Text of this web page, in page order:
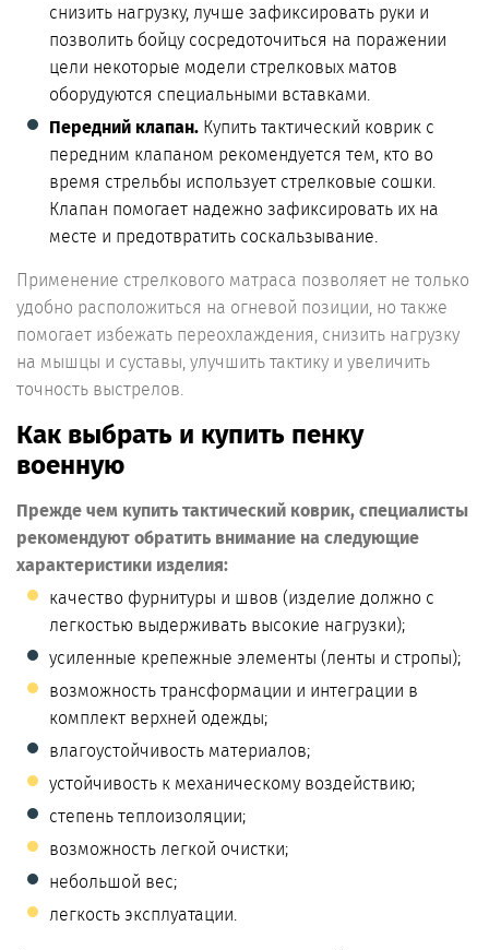
снизить нагрузку, лучше зафиксировать руки и
позволить бойцу сосредоточиться на поражении
цели некоторые модели стрелковых матов
оборудуются специальными вставками.
Передний клапан. Купить тактический коврик с
передним клапаном рекомендуется тем, кто во
время стрельбы использует стрелковые сошки.
Клапан помогает надежно зафиксировать их на
месте и предотвратить соскальзывание.
Применение стрелкового матраса позволяет не только
удобно расположиться на огневой позиции, но также
помогает избежать переохлаждения, снизить нагрузку
на мышцы и суставы, улучшить тактику и увеличить
точность выстрелов.
Как выбрать и купить пенку
военную
Прежде чем купить тактический коврик, специалисты
рекомендуют обратить внимание на следующие
характеристики изделия:
качество фурнитуры и швов (изделие должно с
легкостью выдерживать высокие нагрузки);
усиленные крепежные элементы (ленты и стропы);
возможность трансформации и интеграции в
комплект верхней одежды;
влагоустойчивость материалов;
устойчивость к механическому воздействию;
степень теплоизоляции;
возможность легкой очистки;
небольшой вес;
легкость эксплуатации.